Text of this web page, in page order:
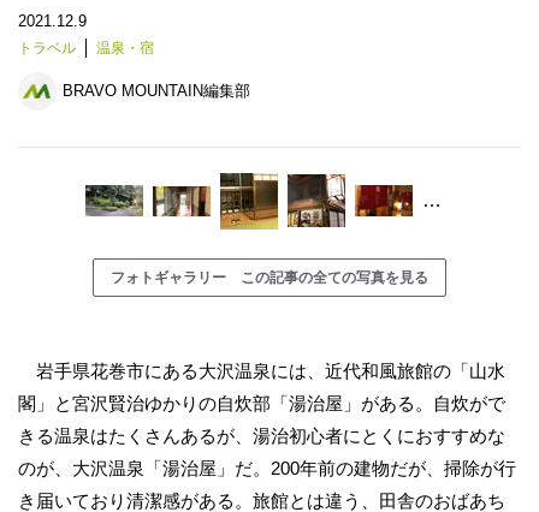
2021.12.9
トラベル 温泉・宿
BRAVO MOUNTAIN編集部
…
フォトギャラリー この記事の全ての写真を見る
岩手県花巻市にある大沢温泉には、近代和風旅館の「山水
閣」と宮沢賢治ゆかりの自炊部「湯治屋」がある。自炊がで
きる温泉はたくさんあるが、湯治初心者にとくにおすすめな
のが、大沢温泉「湯治屋」だ。200年前の建物だが、掃除が行
き届いており清潔感がある。旅館とは違う、田舎のおばあち